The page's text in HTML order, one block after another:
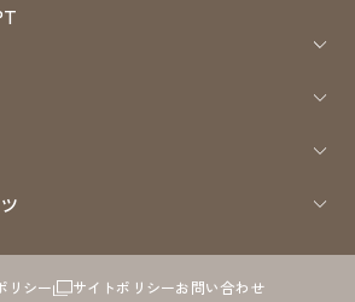
リシー サイトポリシーお問い合わせ